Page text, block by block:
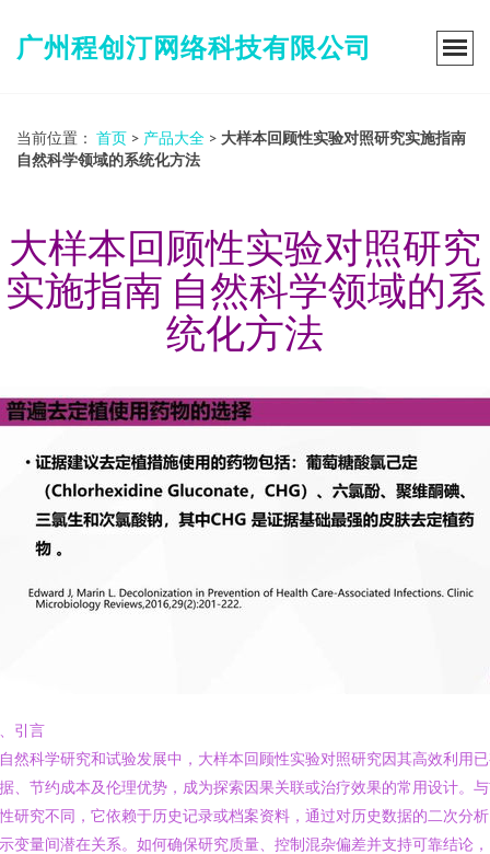
广州程创汀网络科技有限公司
当前位置： 首页 > 产品大全 > 大样本回顾性实验对照研究实施指南
自然科学领域的系统化方法
大样本回顾性实验对照研究
实施指南 自然科学领域的系
统化方法
引言
然科学研究和试验发展中，大样本回顾性实验对照研究因其高效利用
、节约成本及伦理优势，成为探索因果关联或治疗效果的常用设计。
研究不同，它依赖于历史记录或档案资料，通过对历史数据的二次分
变量间潜在关系。如何确保研究质量、控制混杂偏差并支持可靠结论